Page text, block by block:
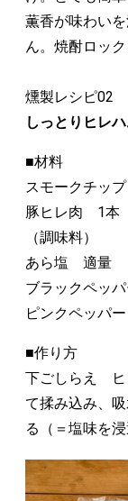
薫香が味わい
ん。焼酎ロッ
燻製レシピ02
しっとりヒレ
■材料
スモークチッ
豚ヒレ肉 1本
（調味料）
あら塩 適量
ブラックペッ
ピンクペッパ
■作り方
下ごしらえ ヒ
て揉み込み、
る（＝塩味を